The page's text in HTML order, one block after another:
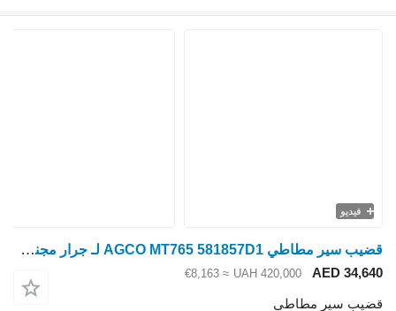
قضيب سير مطاطي AGCO MT765 581857D1 لـ جرار مجنزر Challenger MT 765
UAH
≈ €8,163